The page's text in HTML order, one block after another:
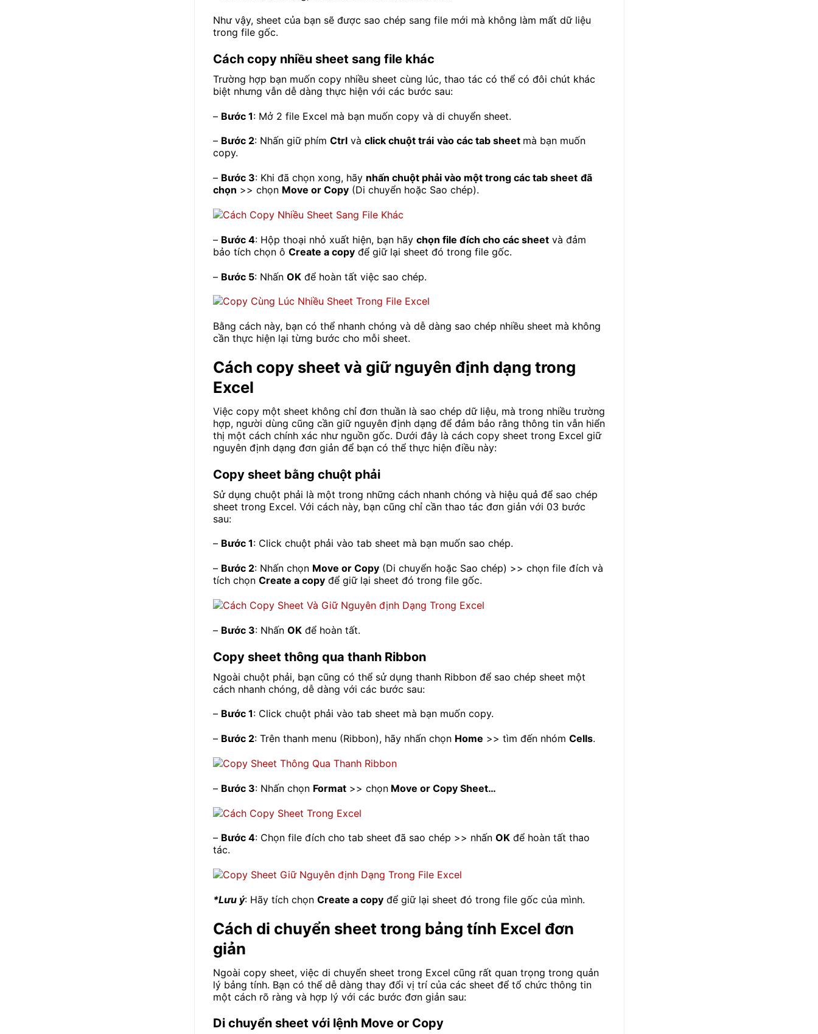
Như vậy, sheet của bạn sẽ được sao chép sang file mới mà không làm mất dữ liệu
trong file gốc.
Cách copy nhiều sheet sang file khác
Trường hợp bạn muốn copy nhiều sheet cùng lúc, thao tác có thể có đôi chút khác
biệt nhưng vẫn dễ dàng thực hiện với các bước sau:
– Bước 1: Mở 2 file Excel mà bạn muốn copy và di chuyển sheet.
– Bước 2: Nhấn giữ phímCtrl vàclick chuột trái vào các tab sheet mà bạn muốn
copy.
– Bước 3: Khi đã chọn xong, hãy nhấn chuột phải vào một trong các tab sheet đã
chọn >> chọn Move or Copy (Di chuyển hoặc Sao chép).
– Bước 4: Hộp thoại nhỏ xuất hiện, bạn hãychọn file đích cho các sheet và đảm
bảo tích chọn ôCreate a copy để giữ lại sheet đó trong file gốc.
– Bước 5: NhấnOK để hoàn tất việc sao chép.
Bằng cách này, bạn có thể nhanh chóng và dễ dàng sao chép nhiều sheet mà không
cần thực hiện lại từng bước cho mỗi sheet.
Cách copy sheet và giữ nguyên định dạng trong
Excel
Việc copy một sheet không chỉ đơn thuần là sao chép dữ liệu, mà trong nhiều trường
hợp, người dùng cũng cần giữ nguyên định dạng để đảm bảo rằng thông tin vẫn hiển
thị một cách chính xác như nguồn gốc. Dưới đây làcách copy sheet trong Excel giữ
nguyên định dạng đơn giảnđể bạn có thể thực hiện điều này:
Copy sheet bằng chuột phải
Sử dụng chuột phải là một trong những cách nhanh chóng và hiệu quả để sao chép
sheet trong Excel. Với cách này, bạn cũng chỉ cần thao tác đơn giản với 03 bước
sau:
– Bước 1: Click chuột phải vào tab sheet mà bạn muốn sao chép.
– Bước 2: Nhấn chọn Move or Copy (Di chuyển hoặc Sao chép) >> chọn file đích và
tích chọnCreate a copy để giữ lại sheet đó trong file gốc.
– Bước 3: NhấnOK để hoàn tất.
Copy sheet thông qua thanh Ribbon
Ngoài chuột phải, bạn cũng có thể sử dụng thanh Ribbon để sao chép sheet một
cách nhanh chóng, dễ dàng với các bước sau:
– Bước 1: Click chuột phải vào tab sheet mà bạn muốn copy.
– Bước 2: Trên thanh menu (Ribbon), hãy nhấn chọn Home >> tìm đến nhómCells.
– Bước 3: Nhấn chọn Format >> chọn Move or Copy Sheet…
– Bước 4: Chọn file đích cho tab sheet đã sao chép >> nhấnOK để hoàn tất thao
tác.
*Lưu ý: Hãy tích chọnCreate a copy để giữ lại sheet đó trong file gốc của mình.
Cách di chuyển sheet trong bảng tính Excel đơn
giản
Ngoài copy sheet, việc di chuyển sheet trong Excel cũng rất quan trọng trong quản
lý bảng tính. Bạn có thể dễ dàng thay đổi vị trí của các sheet để tổ chức thông tin
một cách rõ ràng và hợp lý với các bước đơn giản sau:
Di chuyển sheet với lệnh Move or Copy